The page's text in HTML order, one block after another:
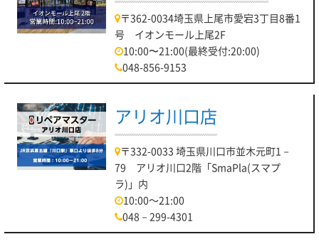
〒362-0034埼玉県上尾市愛宕3丁目8番1
号 イオンモール上尾2F
10:00〜21:00(最終受付:20:00)
048-856-9153
アリオ川口店
〒332-0033 埼玉県川口市並木元町1－
79 アリオ川口2階「SmaPla(スマプ
ラ)」内
10:00～21:00
048－299-4301